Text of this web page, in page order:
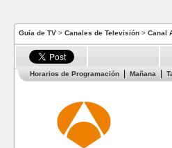
Guía de TV > Canales de Televisión > Canal
Horarios de Programación Mañana